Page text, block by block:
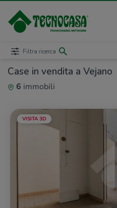
Case in vendita a Vejano
6 immobili
Filtra ricerca
VISITA 3D